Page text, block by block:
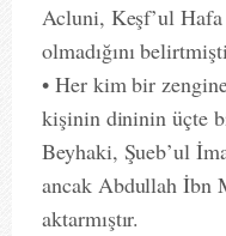
Acluni, Keşf’ul Hafa
olmadığını
• Her kim bir
kişinin dininin üçte
Beyhaki, Şueb’ul
ancak Abdullah İbn
aktarmıştır.